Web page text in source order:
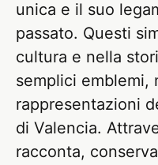
unica e il suo
passato. Questi
cultura e nella
semplici emblemi,
rappresentazioni
di Valencia.
racconta,